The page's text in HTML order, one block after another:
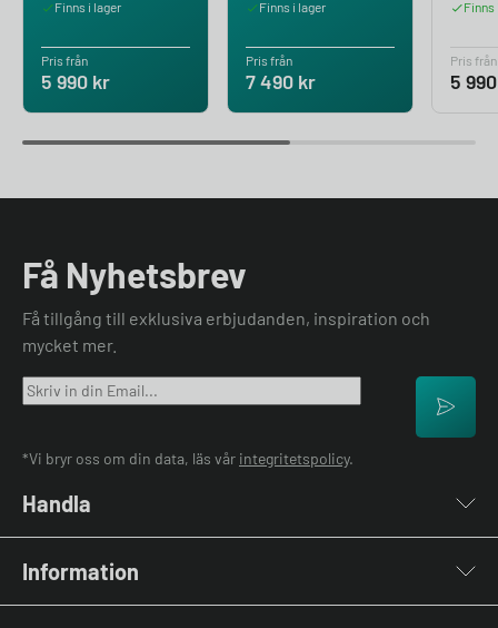
Finns i lager
Pris från
5 990 kr
Finns i lager
Pris från
7 490 kr
Finns
Pris från
5
Få Nyhetsbrev
Få tillgång till exklusiva erbjudanden, inspiration och
mycket mer.
*Vi bryr oss om din data, läs vår integritetspolicy.
Handla
Laddkablar
Kabelhållare
Information